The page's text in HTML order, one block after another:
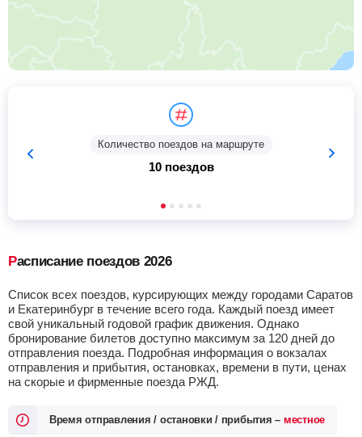
Количество поездов на маршруте
10 поездов
Расписание поездов 2026
Список всех поездов, курсирующих между городами Саратов
и Екатеринбург в течение всего года. Каждый поезд имеет
свой уникальный годовой график движения. Однако
бронирование билетов доступно максимум за 120 дней до
отправления поезда. Подробная информация о вокзалах
отправления и прибытия, остановках, времени в пути, ценах
на скорые и фирменные поезда РЖД.
Время отправления / остановки / прибытия – местное